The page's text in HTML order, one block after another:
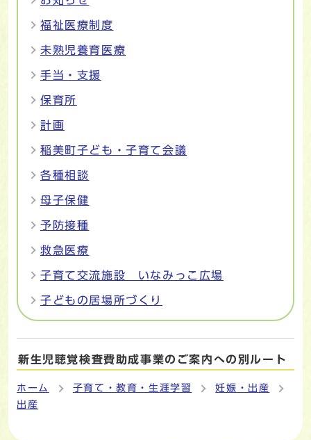
福祉医療制度
未熟児養育医療
手当・支援
保育所
計画
稲美町子ども・子育て会議
各種相談
母子保健
予防接種
救急医療
子育て交流施設 いなみっこ広場
子どもの居場所づくり
新生児聴覚検査費助成事業のご案内への別ルート
ホーム 子育て・教育・生涯学習
妊娠・出産
出産